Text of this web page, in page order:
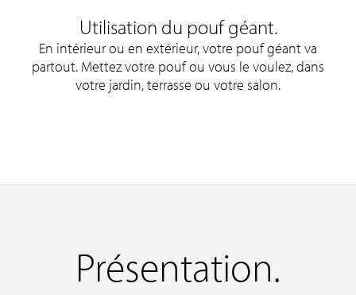
Utilisation du pouf géant.
En intérieur ou en extérieur, votre pouf géant va
partout. Mettez votre pouf ou vous le voulez, dans
votre jardin, terrasse ou votre salon.
Présentation.